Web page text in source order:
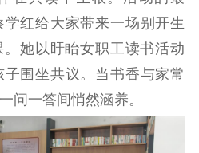
库服务
理平台
文艺创作
服务管理
字出版
读服务
新闻发布工作备
案管理系统
论宣讲
共享平台
政工继续教育学
习平台
红给大家带来一场别开生
她以盱眙女职工读书活动
围坐共议。当书香与家常
问一答间悄然涵养。